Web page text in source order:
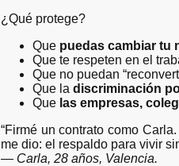
¿Qué protege?
Que puedas cambiar tu
Que te respeten en el
Que no puedan
Que la discriminación
Que las empresas,
“Firmé un contrato como
me dio: el respaldo para vivir
— Carla, 28 años, Valencia.